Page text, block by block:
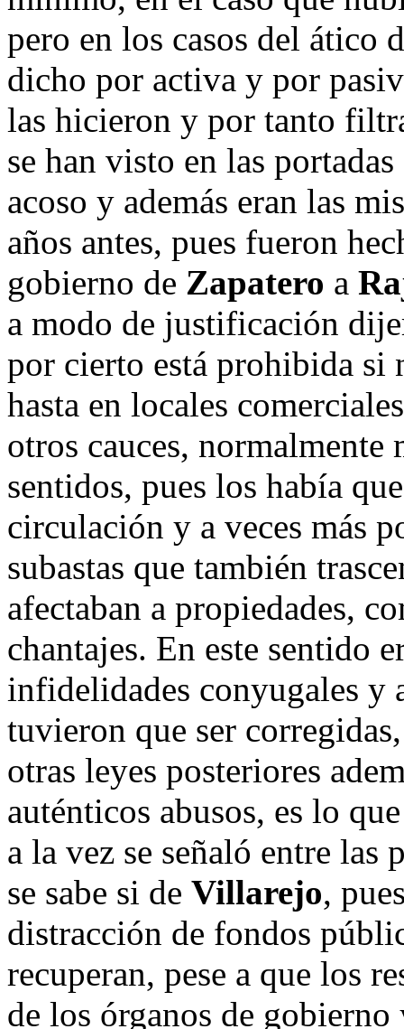
pero en los casos del ático
dicho por activa y por
las hicieron y por tanto
se han visto en las
acoso y además eran las
años antes, pues fueron
gobierno de Zapatero a
a modo de justificación
por cierto está prohibida si
hasta en locales
otros cauces,
sentidos, pues los había
circulación y a veces más
subastas que también
afectaban a propiedades,
chantajes. En este sentido
infidelidades conyugales y
tuvieron que ser
otras leyes posteriores
auténticos abusos, es lo
a la vez se señaló entre
se sabe si de Villarejo,
distracción de fondos
recuperan, pese a que los
de los órganos de gobierno